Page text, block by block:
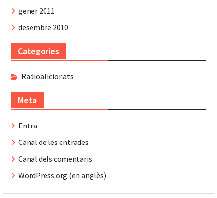
gener 2011
desembre 2010
Categories
Radioaficionats
Meta
Entra
Canal de les entrades
Canal dels comentaris
WordPress.org (en anglès)